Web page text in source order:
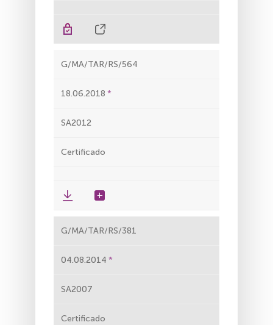
G/MA/TAR/RS/564
18.06.2018
SA2012
Certificado
G/MA/TAR/RS/381
04.08.2014
SA2007
Certificado